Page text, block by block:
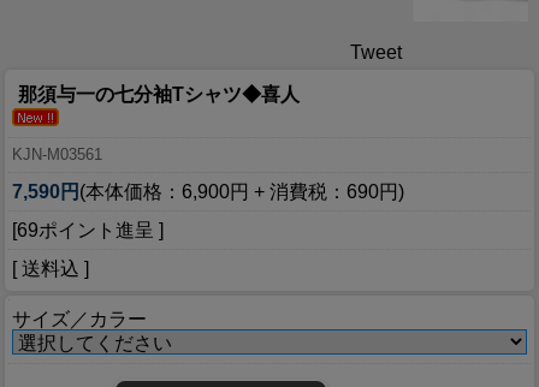
Tweet
那須与一の七分袖Tシャツ◆喜人
KJN-M03561
7,590円 (本体価格：6,900円 + 消費税：690円)
[69ポイント進呈 ]
[ 送料込 ]
サイズ／カラー